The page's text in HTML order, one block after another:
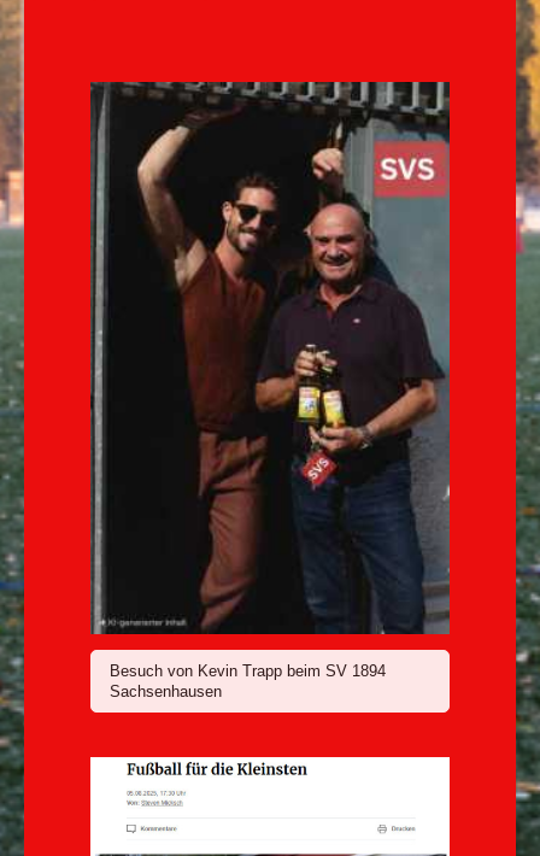
Besuch von Kevin Trapp beim SV 1894
Sachsenhausen